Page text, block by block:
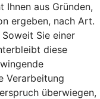
Ihnen aus Gründen,
ergeben, nach Art.
Sie einer
diese
Verarbeitung
überwiegen,